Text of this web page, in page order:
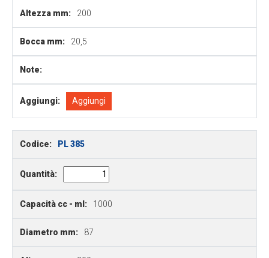
Altezza mm: 200
Bocca mm: 20,5
Note:
Aggiungi: Aggiungi
Codice: PL 385
Quantità:
Capacità cc - ml: 1000
Diametro mm: 87